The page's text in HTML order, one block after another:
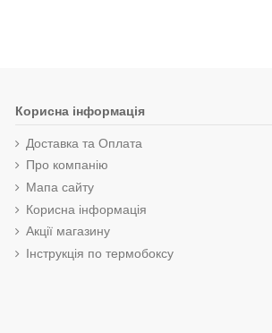
Корисна інформація
Доставка та Оплата
Про компанію
Мапа сайту
Корисна інформація
Акції магазину
Інструкція по термобоксу